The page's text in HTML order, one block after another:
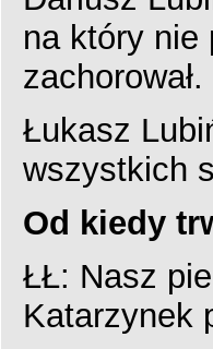
na który nie
zachorował.
Łukasz
wszystkich
Od kiedy
ŁŁ: Nasz
Katarzynek